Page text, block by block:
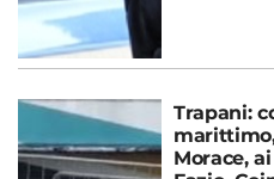
Trapani:
Morace,